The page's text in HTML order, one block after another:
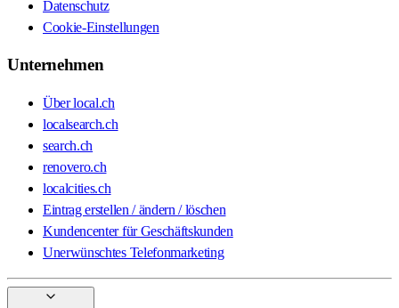
Datenschutz
Cookie-Einstellungen
Unternehmen
Über local.ch
localsearch.ch
search.ch
renovero.ch
localcities.ch
Eintrag erstellen / ändern / löschen
Kundencenter für Geschäftskunden
Unerwünschtes Telefonmarketing